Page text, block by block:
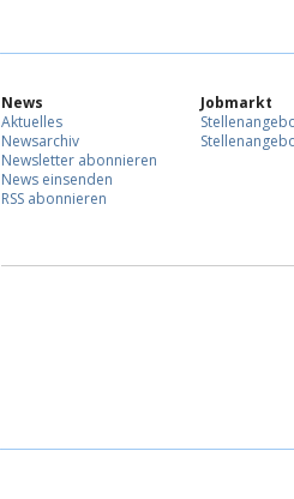
News
Aktuelles
Newsarchiv
Newsletter abonnieren
News einsenden
RSS abonnieren
Jobmarkt